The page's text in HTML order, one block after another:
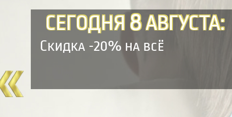
СЕГОДНЯ 8АВГУСТА:
Скидка -20% на всё